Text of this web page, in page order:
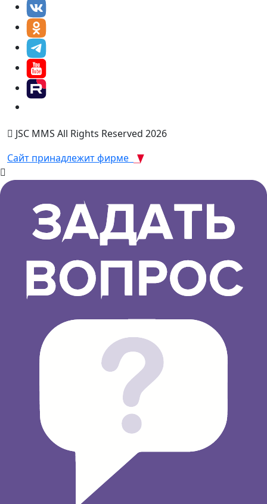
JSC MMS All Rights Reserved 2026
Сайт принадлежит фирме